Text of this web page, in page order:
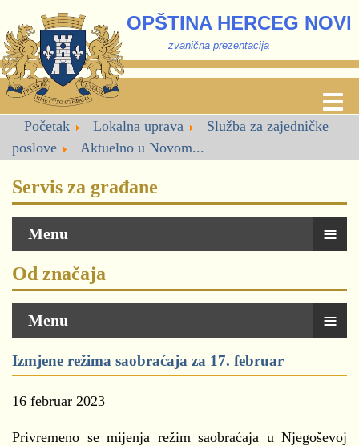
OPŠTINA HERCEG NOVI
zvanična prezentacija
Početak Lokalna uprava
Služba za zajedničke
poslove
Aktuelno u Novom...
Servis za građane
Menu ≡
Od značaja
Menu ≡
Izmjene režima saobraćaja za 17. februar
16 februar 2023
Privremeno se mijenja režim saobraćaja u Njegoševoj